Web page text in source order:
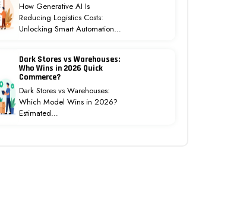
How Generative AI Is
Reducing Logistics Costs:
Unlocking Smart Automation…
Dark Stores vs Warehouses:
Who Wins in 2026 Quick
Commerce?
Dark Stores vs Warehouses:
Which Model Wins in 2026?
Estimated…